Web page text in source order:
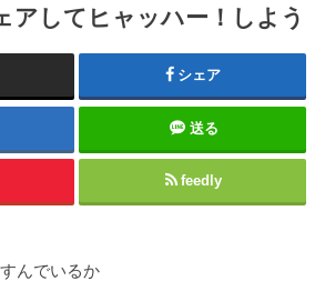
アしてヒャッハー！しよう
シェア
送る
feedly
んでいるか